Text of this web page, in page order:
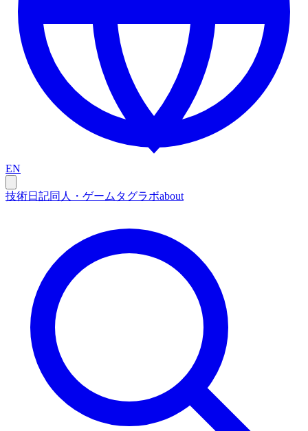
EN
技術日記同人・ゲーム タグラボabout